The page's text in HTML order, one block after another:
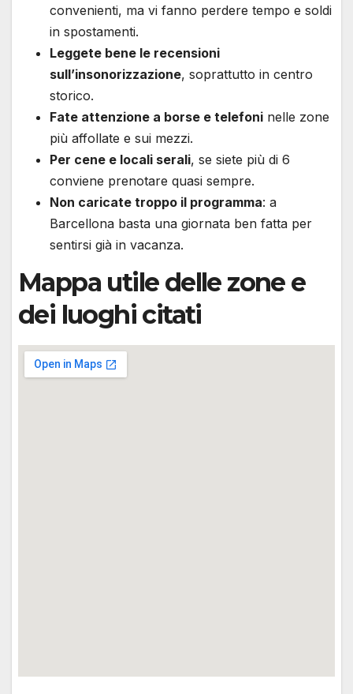
convenienti, ma vi fanno perdere tempo e soldi
in spostamenti.
Leggete bene le recensioni
sull’insonorizzazione, soprattutto in centro
storico.
Fate attenzione a borse e telefoni nelle zone
più affollate e sui mezzi.
Per cene e locali serali, se siete più di 6
conviene prenotare quasi sempre.
Non caricate troppo il programma: a
Barcellona basta una giornata ben fatta per
sentirsi già in vacanza.
Mappa utile delle zone e
dei luoghi citati